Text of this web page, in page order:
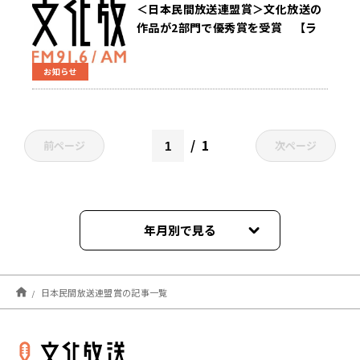
お知らせ
＜日本民間放送連盟賞＞文化放送の
作品が2部門で優秀賞を受賞 【ラ
前ページ 1 次ページ
年月別で見る
2026年07月
2025年11月
2025年07月
日本民間放送連盟賞の記事一覧